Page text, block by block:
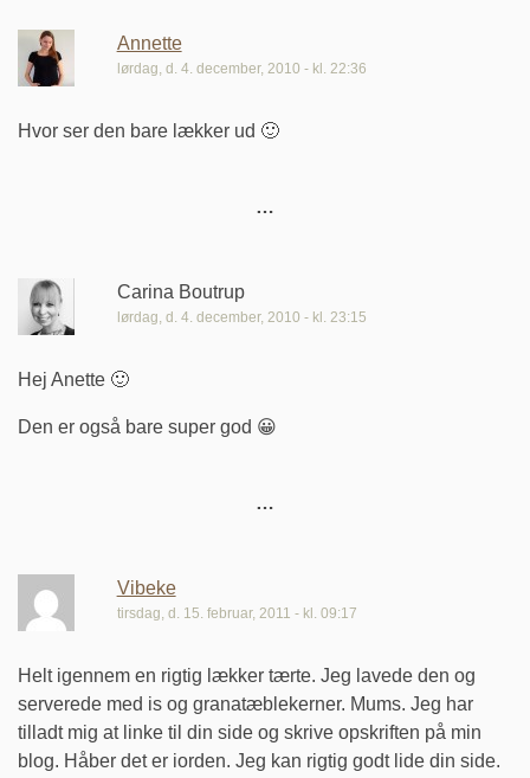
Annette
lørdag, d. 4. december, 2010 - kl. 22:36
Hvor ser den bare lækker ud 🙂
Carina Boutrup
lørdag, d. 4. december, 2010 - kl. 23:15
Hej Anette 🙂
Den er også bare super god 😀
Vibeke
tirsdag, d. 15. februar, 2011 - kl. 09:17
Helt igennem en rigtig lækker tærte. Jeg lavede den og
serverede med is og granatæblekerner. Mums. Jeg har
tilladt mig at linke til din side og skrive opskriften på min
blog. Håber det er iorden. Jeg kan rigtig godt lide din side.